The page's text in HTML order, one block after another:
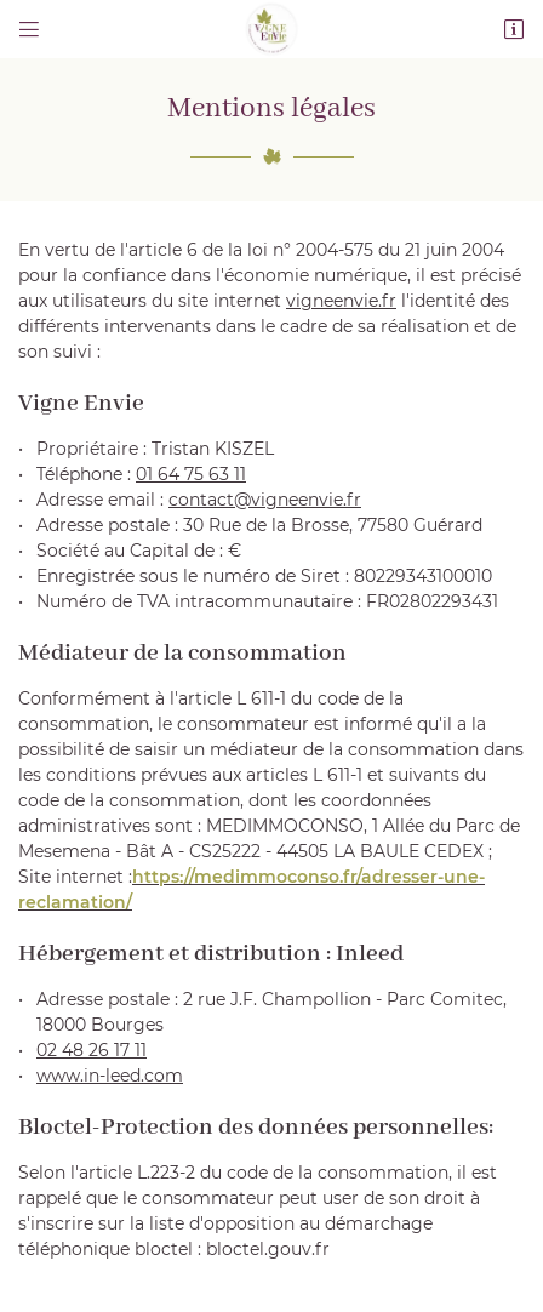
 
 Recopier le code ci-contre
Rafraîchir le captcha
En cochant cette case, vous consentez à recevoir nos propositions
INSCRIPTION
Mentions légales
En vertu de l'article 6 de la loi n° 2004-575 du 21 juin 2004
pour la confiance dans l'économie numérique, il est précisé
aux utilisateurs du site internet vigneenvie.fr l'identité des
différents intervenants dans le cadre de sa réalisation et de
son suivi :
Vigne Envie
Propriétaire : Tristan KISZEL
Téléphone : 01 64 75 63 11
Adresse email :
Adresse postale : 30 Rue de la Brosse, 77580 Guérard
Société au Capital de : €
Enregistrée sous le numéro de Siret : 80229343100010
Numéro de TVA intracommunautaire : FR02802293431
Médiateur de la consommation
Conformément à l'article L 611-1 du code de la
consommation, le consommateur est informé qu'il a la
possibilité de saisir un médiateur de la consommation dans
les conditions prévues aux articles L 611-1 et suivants du
code de la consommation, dont les coordonnées
administratives sont : MEDIMMOCONSO, 1 Allée du Parc de
Mesemena - Bât A - CS25222 - 44505 LA BAULE CEDEX ;
Site internet :https://medimmoconso.fr/adresser-une-
reclamation/
Hébergement et distribution : Inleed
Adresse postale : 2 rue J.F. Champollion - Parc Comitec,
18000 Bourges
02 48 26 17 11
www.in-leed.com
Bloctel-Protection des données personnelles:
Selon l'article L.223-2 du code de la consommation, il est
rappelé que le consommateur peut user de son droit à
s'inscrire sur la liste d'opposition au démarchage
téléphonique bloctel : bloctel.gouv.fr